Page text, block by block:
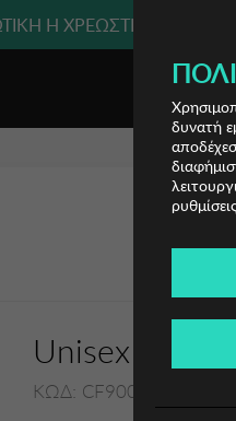
Ή ΧΡΕΩΣΤΙΚΗ ΚΑΡΤΑ,
Unisex
ΚΩΔ: CF90070-612
δυνατή